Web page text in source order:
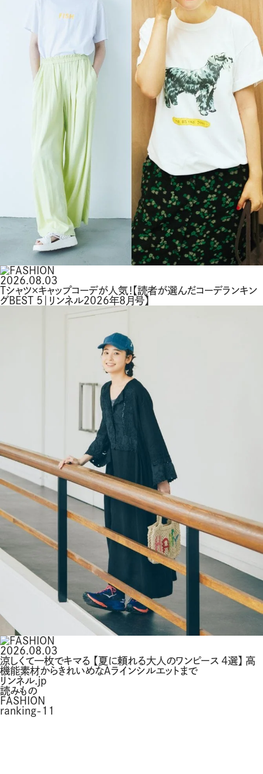
2026.08.03
Tシャツ×キャップコーデが人気！【読者が選んだコーデランキン
グBEST 5｜リンネル2026年8月号】
2026.08.03
涼しくて一枚でキマる 【夏に頼れる大人のワンピース 4選】 高
機能素材からきれいめなAラインシルエットまで
リンネル.jp
読みもの
FASHION
ranking-11